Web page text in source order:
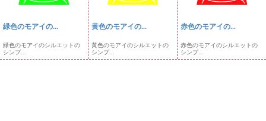
緑色のモアイの...
緑色のモアイのシルエットの
シンプ...
黄色のモアイの...
黄色のモアイのシルエットの
シンプ...
赤色のモアイの...
赤色のモアイのシルエットの
シンプ...